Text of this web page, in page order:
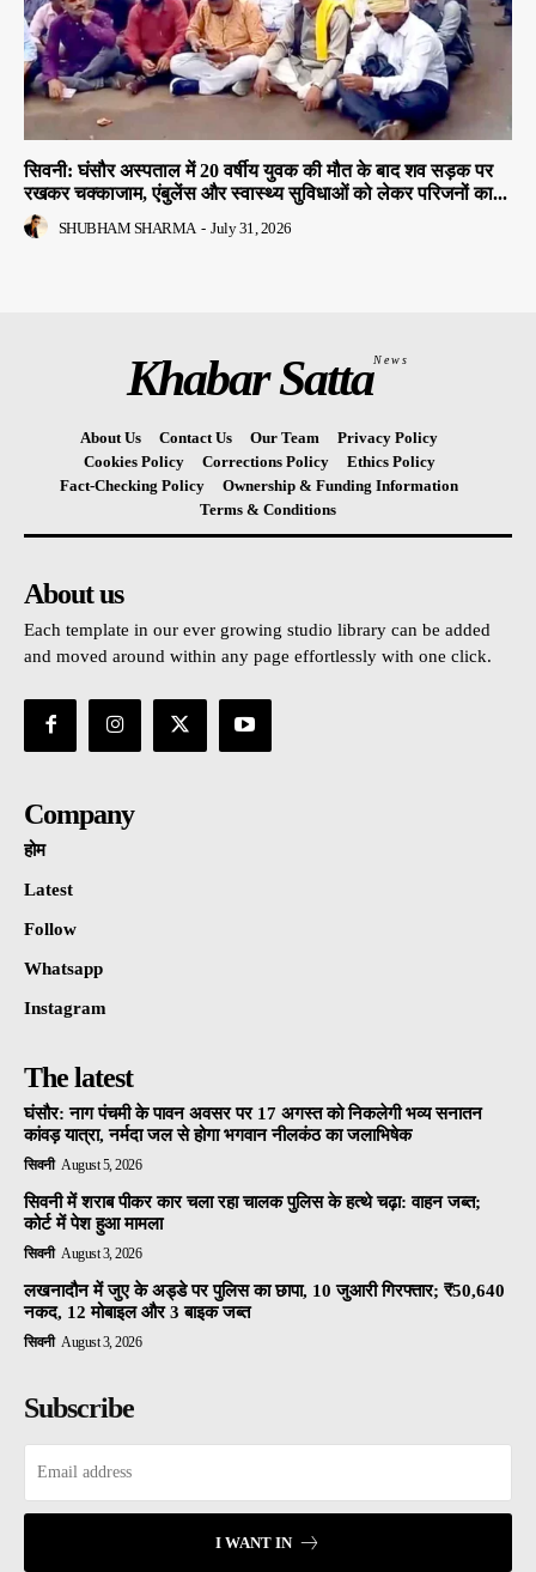
सिवनी: घंसौर अस्पताल में 20 वर्षीय युवक की मौत के बाद शव सड़क पर
रखकर चक्काजाम, एंबुलेंस और स्वास्थ्य सुविधाओं को लेकर परिजनों का...
SHUBHAM SHARMA - July 31, 2026
Khabar SattaNews
About Us Contact Us Our Team
Privacy Policy
Cookies Policy
Corrections Policy
Ethics Policy
Fact-Checking Policy
Ownership & Funding Information
Terms & Conditions
About us
Each template in our ever growing studio library can be added
and moved around within any page effortlessly with one click.
Company
होम
Latest
Follow
Whatsapp
Instagram
The latest
घंसौर: नाग पंचमी के पावन अवसर पर 17 अगस्त को निकलेगी भव्य सनातन
कांवड़ यात्रा, नर्मदा जल से होगा भगवान नीलकंठ का जलाभिषेक
सिवनी August 5, 2026
सिवनी में शराब पीकर कार चला रहा चालक पुलिस के हत्थे चढ़ा: वाहन जब्त;
कोर्ट में पेश हुआ मामला
सिवनी August 3, 2026
लखनादौन में जुए के अड्डे पर पुलिस का छापा, 10 जुआरी गिरफ्तार; ₹50,640
नकद, 12 मोबाइल और 3 बाइक जब्त
सिवनी August 3, 2026
Subscribe
I WANT IN